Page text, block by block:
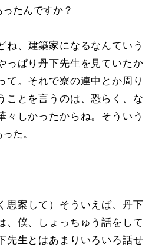
たんですか？
、建築家になるなんていう
っぱり丹下先生を見ていたか
て。それで寮の連中とか周り
ことを言うのは、恐らく、な
々しかったからね。そういう
た。
案して）そういえば、丹下
、僕、しょっちゅう話をして
先生とはあまりいろいろ話せ